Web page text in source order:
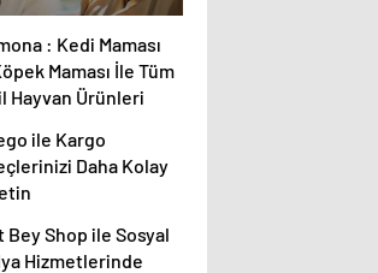
: Kedi Maması
Maması İle Tüm
Hayvan Ürünleri
ile Kargo
Daha Kolay
Bey Shop ile Sosyal
Hizmetlerinde